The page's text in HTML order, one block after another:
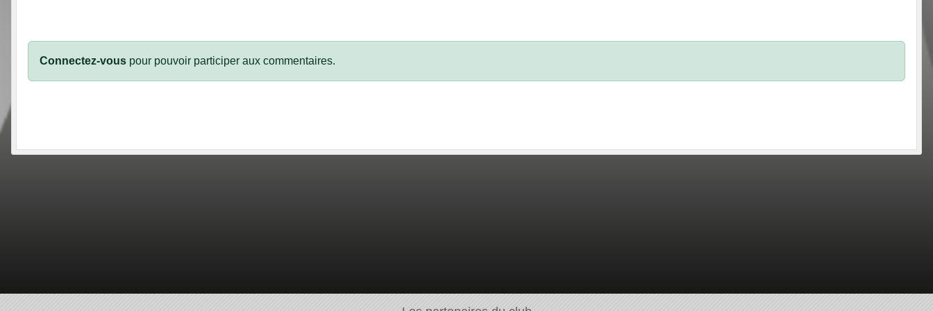
Connectez-vous pour pouvoir participer aux commentaires.